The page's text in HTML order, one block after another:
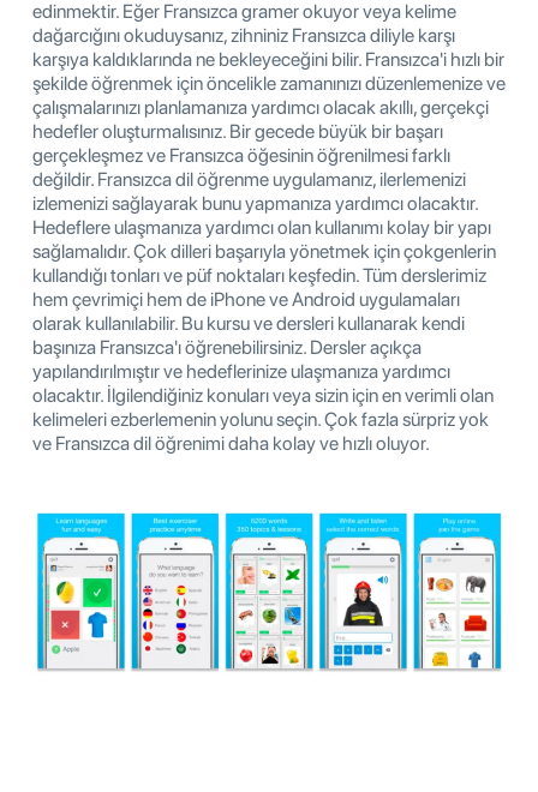
edinmektir. Eğer Fransızca gramer okuyor veya kelime
dağarcığını okuduysanız, zihniniz Fransızca diliyle karşı
karşıya kaldıklarında ne bekleyeceğini bilir. Fransızca'i hızlı bir
şekilde öğrenmek için öncelikle zamanınızı düzenlemenize ve
çalışmalarınızı planlamanıza yardımcı olacak akıllı, gerçekçi
hedefler oluşturmalısınız. Bir gecede büyük bir başarı
gerçekleşmez ve Fransızca öğesinin öğrenilmesi farklı
değildir. Fransızca dil öğrenme uygulamanız, ilerlemenizi
izlemenizi sağlayarak bunu yapmanıza yardımcı olacaktır.
Hedeflere ulaşmanıza yardımcı olan kullanımı kolay bir yapı
sağlamalıdır. Çok dilleri başarıyla yönetmek için çokgenlerin
kullandığı tonları ve püf noktaları keşfedin. Tüm derslerimiz
hem çevrimiçi hem de iPhone ve Android uygulamaları
olarak kullanılabilir. Bu kursu ve dersleri kullanarak kendi
başınıza Fransızca'ı öğrenebilirsiniz. Dersler açıkça
yapılandırılmıştır ve hedeflerinize ulaşmanıza yardımcı
olacaktır. İlgilendiğiniz konuları veya sizin için en verimli olan
kelimeleri ezberlemenin yolunu seçin. Çok fazla sürpriz yok
ve Fransızca dil öğrenimi daha kolay ve hızlı oluyor.